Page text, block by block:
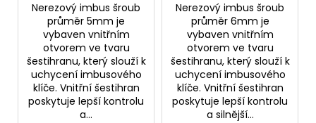
Nerezový imbus šroub
průměr 5mm je
vybaven vnitřním
otvorem ve tvaru
šestihranu, který slouží k
uchycení imbusového
klíče. Vnitřní šestihran
poskytuje lepší kontrolu
a...
Nerezový imbus šroub
průměr 6mm je
vybaven vnitřním
otvorem ve tvaru
šestihranu, který slouží k
uchycení imbusového
klíče. Vnitřní šestihran
poskytuje lepší kontrolu
a silnější...